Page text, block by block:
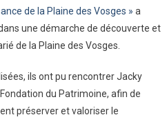
Élèves
De
6ème
Pour
Leur
Mise
de la Plaine des Vosges » a
une démarche de découverte et
de la Plaine des Vosges.
ils ont pu rencontrer Jacky
du Patrimoine, afin de
préserver et valoriser le